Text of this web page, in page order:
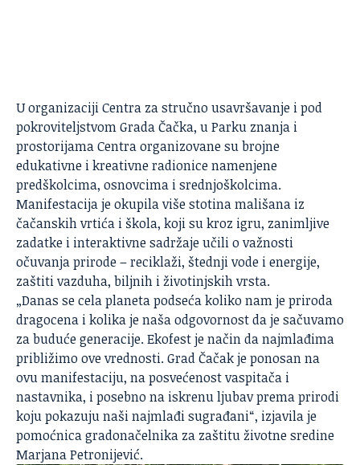
U organizaciji Centra za stručno usavršavanje i pod
pokroviteljstvom Grada Čačka, u Parku znanja i
prostorijama Centra organizovane su brojne
edukativne i kreativne radionice namenjene
predškolcima, osnovcima i srednjoškolcima.
Manifestacija je okupila više stotina mališana iz
čačanskih vrtića i škola, koji su kroz igru, zanimljive
zadatke i interaktivne sadržaje učili o važnosti
očuvanja prirode – reciklaži, štednji vode i energije,
zaštiti vazduha, biljnih i životinjskih vrsta.
„Danas se cela planeta podseća koliko nam je priroda
dragocena i kolika je naša odgovornost da je sačuvamo
za buduće generacije. Ekofest je način da najmlađima
približimo ove vrednosti.Grad Čačakje ponosan na
ovu manifestaciju, na posvećenost vaspitača i
nastavnika, i posebno na iskrenu ljubav prema prirodi
koju pokazuju naši najmlađi sugrađani“, izjavila je
pomoćnica gradonačelnika za zaštitu životne sredine
Marjana Petronijević.